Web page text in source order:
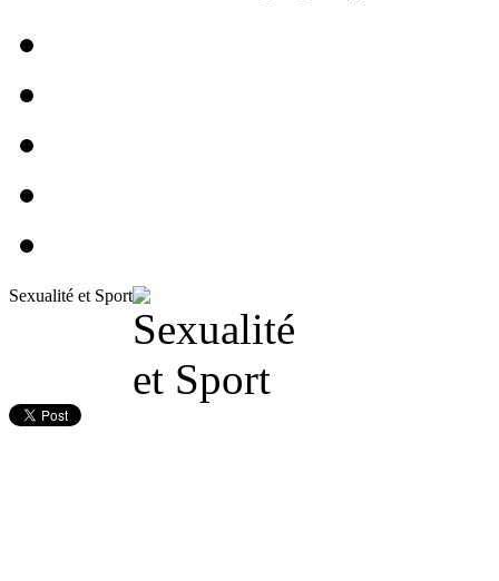
Sexualité et Sport